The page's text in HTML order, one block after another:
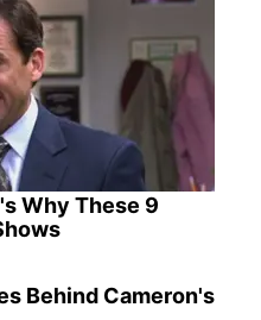
Why These 9
Behind Cameron's